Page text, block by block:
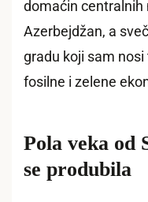
domaćin centralnih
Azerbejdžan, a
gradu koji sam
fosilne i zelene
Pola veka od
se produbila